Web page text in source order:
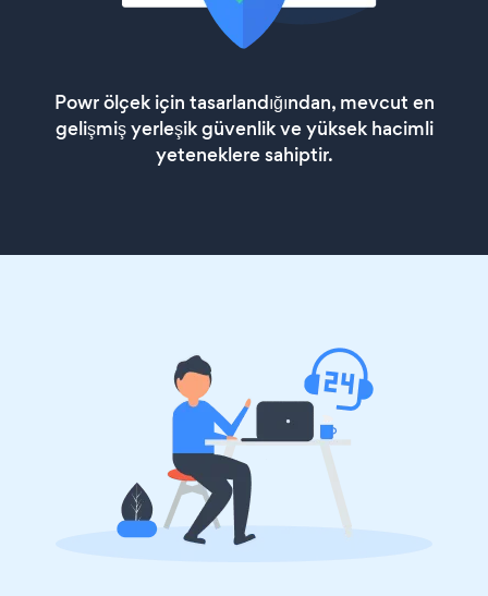
Powr ölçek için tasarlandığından, mevcut en
gelişmiş yerleşik güvenlik ve yüksek hacimli
yeteneklere sahiptir.